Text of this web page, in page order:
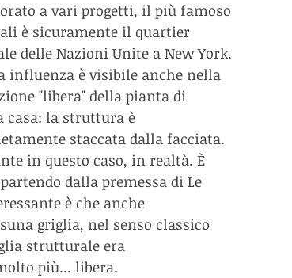
a vari progetti, il più famoso
è sicuramente il quartier
delle Nazioni Unite a New York.
influenza è visibile anche nella
"libera" della pianta di
casa: la struttura è
staccata dalla facciata.
in questo caso, in realtà. È
dalla premessa di Le
è che anche
griglia, nel senso classico
strutturale era
più... libera.